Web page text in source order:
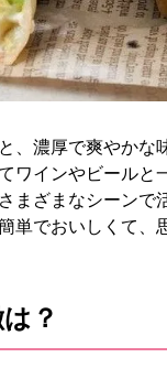
、濃厚で爽やか
ワインやビールと
まざまなシーン
単でおいしくて
？